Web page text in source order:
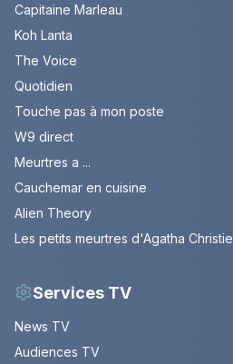
Capitaine Marleau
Koh Lanta
The Voice
Quotidien
Touche pas à mon poste
W9 direct
Meurtres a ...
Cauchemar en cuisine
Alien Theory
Les petits meurtres d'Agatha Christie
Services TV
News TV
Audiences TV